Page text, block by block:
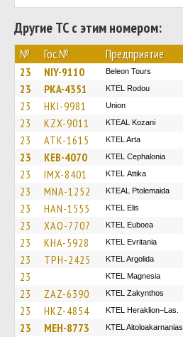
Другие ТС с этим номером:
№ Гос.№ Предприятие
23 NIY-9110 Beleon Tours
23 PKA-4351 ΚΤΕL Rodou
23 HKI-9981 Union
23 KZX-9011 KTEAL Kozani
23 ATK-1615 KTEL Arta
23 KEB-4070 KTEL Cephalonia
23 IMX-8401 KΤΕL Αttika
23 MNA-1252 KTEAL Ptolemaida
23 HAN-1555 KTEL Elis
23 XAO-7707 ΚΤΕL Euboea
23 KHA-5928 ΚΤΕL Evritania
23 TPH-2425 KTEL Argolida
23 ΚΤΕL Magnesia
23 ZAZ-6390 KTEL Zakynthos
23 HKZ-4854 KTEL Heraklion–Las.
23 MEH-8773 KTEL Aitoloakarnanias